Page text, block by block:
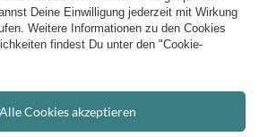
Du kannst uns vertrauen
Folge uns:
Deine Einwilligung jederzeit mit Wirkung
Weitere Informationen zu den Cookies
findest Du unter den "Cookie-
Alle Cookies akzeptieren